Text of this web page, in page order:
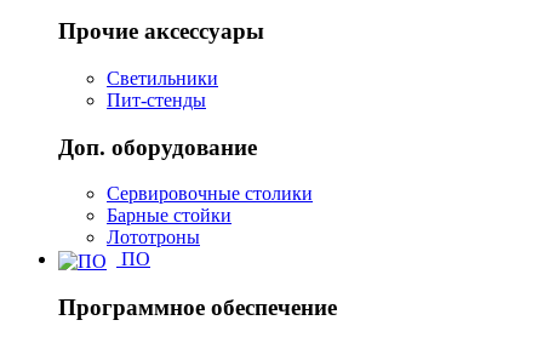
Прочие аксессуары
Светильники
Пит-стенды
Доп. оборудование
Сервировочные столики
Барные стойки
Лототроны
ПО
Программное обеспечение